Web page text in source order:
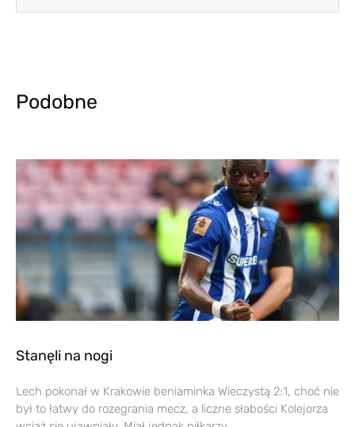
Podobne
Stanęli na nogi
Lech pokonał w Krakowie beniaminka Wieczystą 2:1, choć nie
był to łatwy do rozegrania mecz, a liczne słabości Kolejorza